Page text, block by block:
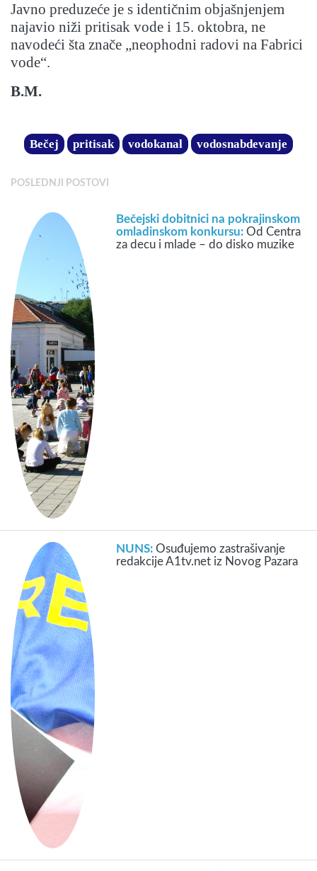
Javno preduzeće je s identičnim objašnjenjem
najavio niži pritisak vode i 15. oktobra, ne
navodeći šta znače „neophodni radovi na Fabrici
vode“.
B.M.
Bečej pritisak vodokanal vodosnabdevanje
POSLEDNJI POSTOVI
Bečejski dobitnici na pokrajinskom
omladinskom konkursu:Od Centra
za decu i mlade – do disko muzike
NUNS:Osuđujemo zastrašivanje
redakcije A1tv.net iz Novog Pazara